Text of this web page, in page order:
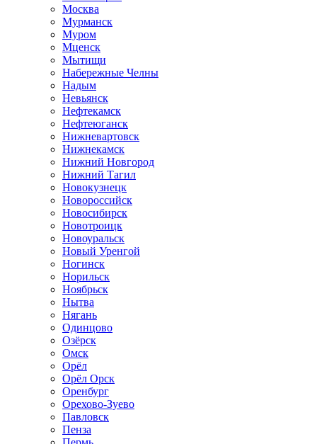
Москва
Мурманск
Муром
Мценск
Мытищи
Набережные Челны
Надым
Невьянск
Нефтекамск
Нефтеюганск
Нижневартовск
Нижнекамск
Нижний Новгород
Нижний Тагил
Новокузнецк
Новороссийск
Новосибирск
Новотроицк
Новоуральск
Новый Уренгой
Ногинск
Норильск
Ноябрьск
Нытва
Нягань
Одинцово
Озёрск
Омск
Орёл
Орёл Орск
Оренбург
Орехово-Зуево
Павловск
Пенза